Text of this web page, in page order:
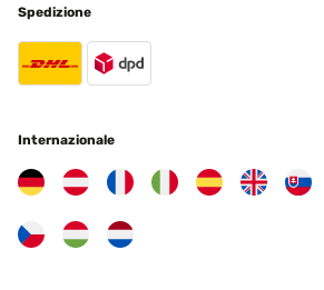
anticato si presenta molto bene
Utente Amazon
Used for my free motion embroidery.
Spedizione
Internazionale